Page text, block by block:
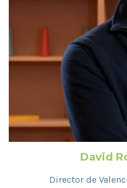
David
Director de